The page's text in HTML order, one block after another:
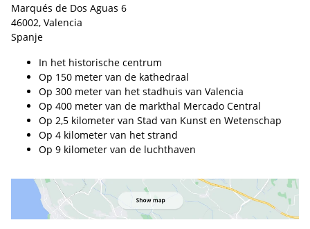
Marqués de Dos Aguas 6
46002, Valencia
Spanje
In het historische centrum
Op 150 meter van de kathedraal
Op 300 meter van het stadhuis van Valencia
Op 400 meter van de markthal Mercado Central
Op 2,5 kilometer van Stad van Kunst en Wetenschap
Op 4 kilometer van het strand
Op 9 kilometer van de luchthaven